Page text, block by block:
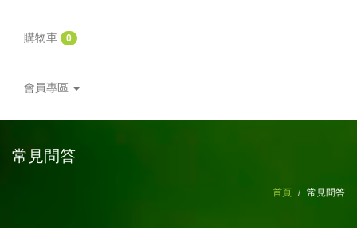
購物車 0
會員專區
常見問答
首頁 常見問答